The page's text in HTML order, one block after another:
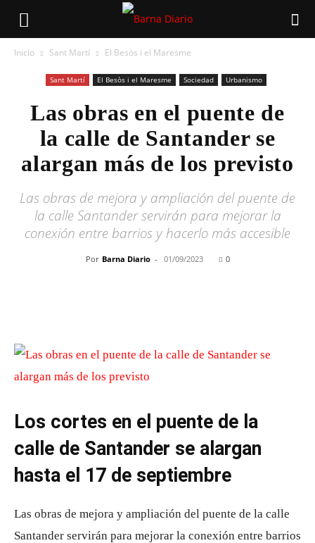
Inicio Sant Martí El Besòs i el Maresme
Sant Martí El Besòs i el Maresme Sociedad Urbanismo
Las obras en el puente de
la calle de Santander se
alargan más de los previsto
Las obras de mejora y ampliación del puente de
la calle Santander servirán para mejorar la
conexión entre barrios y hacerlo más accesible
Por Barna Diario - 01/09/2023 0
Los cortes en el puente de la
calle de Santander se alargan
hasta el 17 de septiembre
Las obras de mejora y ampliación del puente de la calle
Santander servirán para mejorar la conexión entre barrios